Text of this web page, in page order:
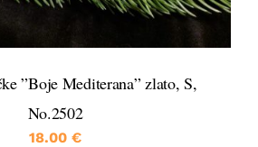
”Boje Mediterana” zlato, S,
No.2502
18.00 €